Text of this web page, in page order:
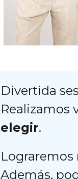
Divertida
Realizamos
elegir.
Lograremos
Además,